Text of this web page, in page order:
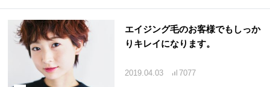
エイジング毛のお客様でもしっか
りキレイになります。
2019.04.03 7077